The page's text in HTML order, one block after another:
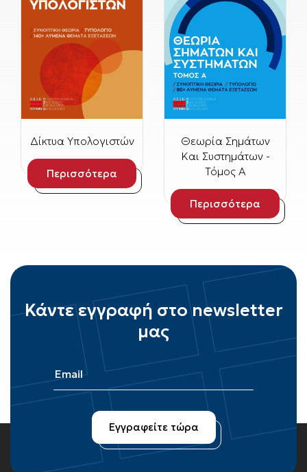
Δίκτυα Υπολογιστών
Περισσότερα
Θεωρία Σημάτων
Και Συστημάτων -
Τόμος Α
Περισσότερα
Κάντε εγγραφή στο newsletter
μας